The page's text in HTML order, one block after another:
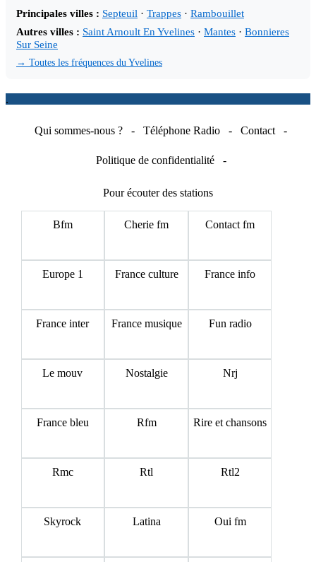
Principales villes : Septeuil · Trappes · Rambouillet
Autres villes : Saint Arnoult En Yvelines · Mantes · Bonnieres
Sur Seine
→ Toutes les fréquences du Yvelines
.
Qui sommes-nous ? - Téléphone Radio - Contact -
Politique de confidentialité -
Pour écouter des stations
Bfm Cherie fm Contact fm
Europe 1 France culture France info
France inter France musique Fun radio
Le mouv Nostalgie Nrj
France bleu Rfm Rire et chansons
Rmc Rtl Rtl2
Skyrock Latina Oui fm